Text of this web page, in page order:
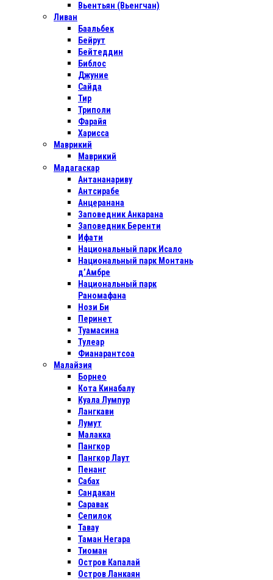
Вьентьян (Вьенгчан)
Ливан
Баальбек
Бейрут
Бейтеддин
Библос
Джуние
Сайда
Тир
Триполи
Фарайя
Харисса
Маврикий
Маврикий
Мадагаскар
Антананариву
Антсирабе
Анцеранана
Заповедник Анкарана
Заповедник Беренти
Ифати
Национальный парк Исало
Национальный парк Монтань
д’Амбре
Национальный парк
Раномафана
Нози Би
Перинет
Туамасина
Тулеар
Фианарантсоа
Малайзия
Борнео
Кота Кинабалу
Куала Лумпур
Лангкави
Лумут
Малакка
Пангкор
Пангкор Лаут
Пенанг
Сабах
Сандакан
Саравак
Сепилок
Тавау
Таман Негара
Тиоман
Остров Капалай
Остров Ланкаян